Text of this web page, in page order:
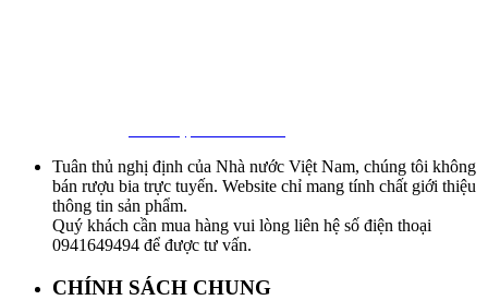
Tuân thủ nghị định của Nhà nước Việt Nam, chúng tôi không
bán rượu bia trực tuyến. Website chỉ mang tính chất giới thiệu
thông tin sản phẩm.
Quý khách cần mua hàng vui lòng liên hệ số điện thoại
0941649494 để được tư vấn.
CHÍNH SÁCH CHUNG